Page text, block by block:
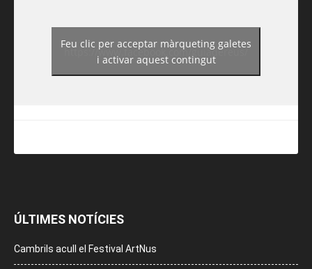
https://www.facebook.com/guiadereus/
Feu clic per acceptar màrqueting galetes
i activar aquest contingut
ÚLTIMES NOTÍCIES
Cambrils acull el Festival ArtNus